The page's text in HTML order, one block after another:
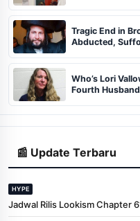
Tragic End in
Abducted,
Who’s Lori
Fourth
📰 Update Terbaru
HYPE
Jadwal Rilis Lookism Chapter